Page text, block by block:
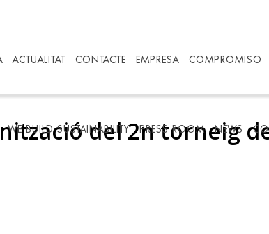
ACTUALITAT CONTACTE EMPRESA COMPROMISO
WE BUILD SUSTAINABILITY PRESS ROOM NEWS
del 2n torneig